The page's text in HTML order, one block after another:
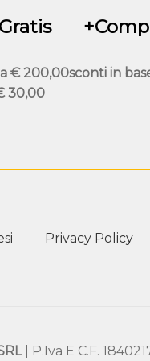
pagina
€ 200,00
30,00
sconti in
Privacy Policy
| P.Iva E C.F.